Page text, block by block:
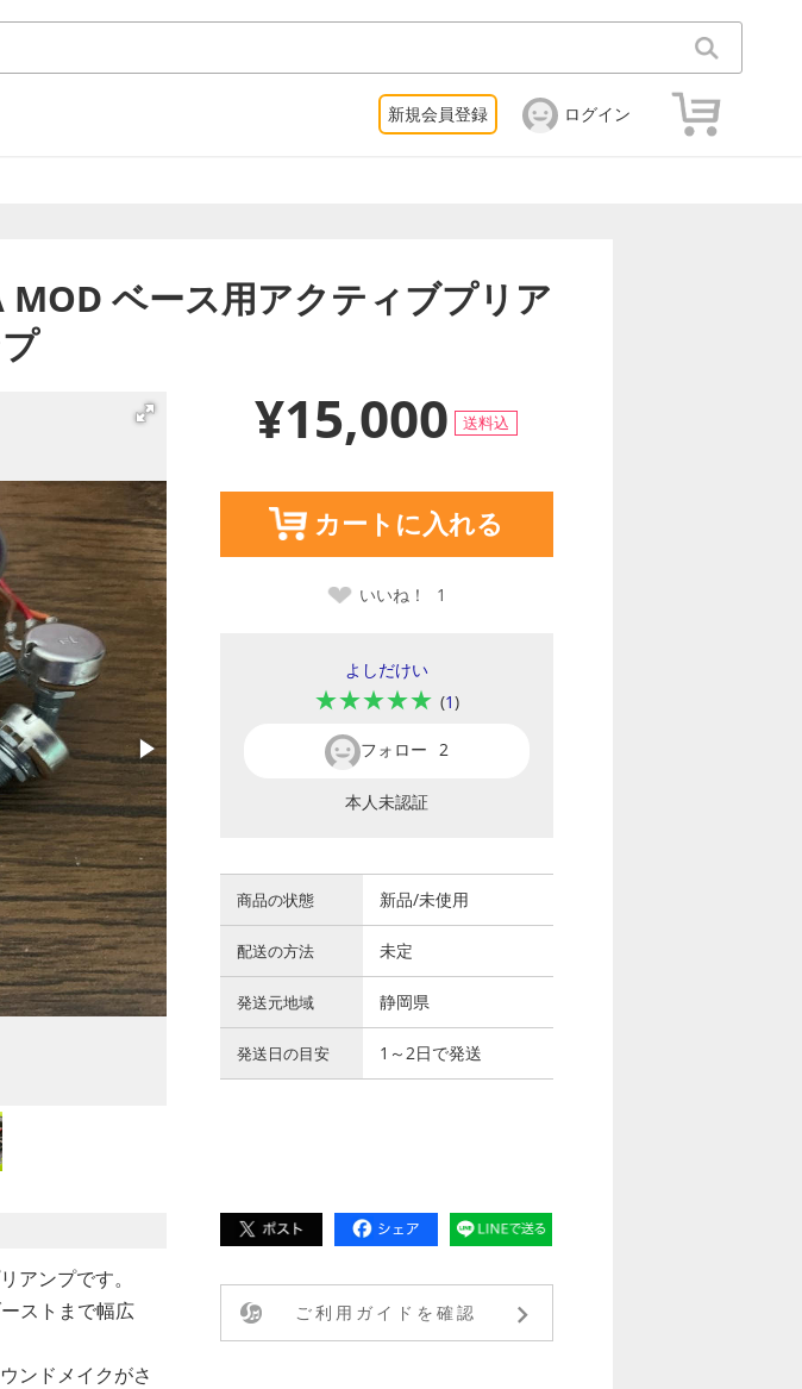
新規会員登録 ログイン
ベース用アクティブプリア
¥15,000 送料込
カートに入れる
いいね！ 1
よしだけい
★★★★★ (1)
フォロー 2
本人未認証
商品の状態 新品/未使用
配送の方法 未定
発送元地域 静岡県
発送日の目安 1～2日で発送
アンプです。
ストまで幅広
ンドメイクがさ
ご利用ガイドを確認